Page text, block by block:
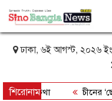
ঢাকা, ৬ই আগস্ট, ২০২৬ ইং
শিরোনাম
ও প্রসঙ্গকথা চীনের